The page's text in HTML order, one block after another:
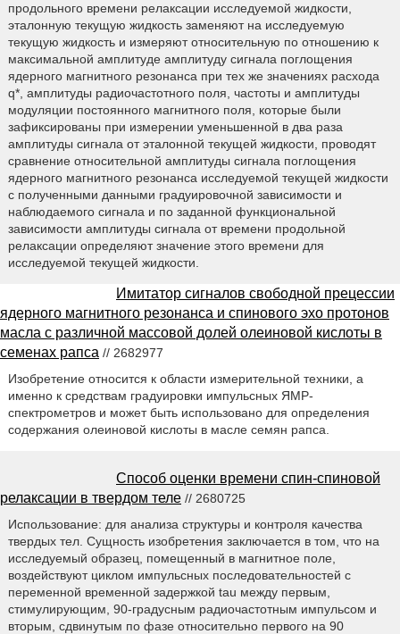
продольного времени релаксации исследуемой жидкости,
эталонную текущую жидкость заменяют на исследуемую
текущую жидкость и измеряют относительную по отношению к
максимальной амплитуде амплитуду сигнала поглощения
ядерного магнитного резонанса при тех же значениях расхода
q*, амплитуды радиочастотного поля, частоты и амплитуды
модуляции постоянного магнитного поля, которые были
зафиксированы при измерении уменьшенной в два раза
амплитуды сигнала от эталонной текущей жидкости, проводят
сравнение относительной амплитуды сигнала поглощения
ядерного магнитного резонанса исследуемой текущей жидкости
с полученными данными градуировочной зависимости и
наблюдаемого сигнала и по заданной функциональной
зависимости амплитуды сигнала от времени продольной
релаксации определяют значение этого времени для
исследуемой текущей жидкости.
Имитатор сигналов свободной прецессии
ядерного магнитного резонанса и спинового эхо протонов
масла с различной массовой долей олеиновой кислоты в
семенах рапса // 2682977
Изобретение относится к области измерительной техники, а
именно к средствам градуировки импульсных ЯМР-
спектрометров и может быть использовано для определения
содержания олеиновой кислоты в масле семян рапса.
Способ оценки времени спин-спиновой
релаксации в твердом теле // 2680725
Использование: для анализа структуры и контроля качества
твердых тел. Сущность изобретения заключается в том, что на
исследуемый образец, помещенный в магнитное поле,
воздействуют циклом импульсных последовательностей с
переменной временной задержкой tau между первым,
стимулирующим, 90-градусным радиочастотным импульсом и
вторым, сдвинутым по фазе относительно первого на 90